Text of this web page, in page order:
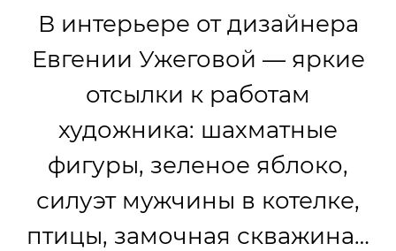
В интерьере от дизайнера
Евгении Ужеговой — яркие
отсылки к работам
художника: шахматные
фигуры, зеленое яблоко,
силуэт мужчины в котелке,
птицы, замочная скважина…